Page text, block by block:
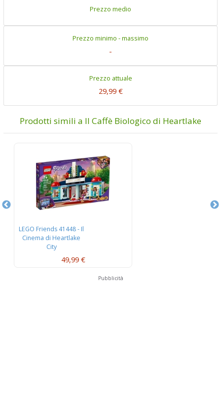
Prezzo medio
Prezzo minimo - massimo
-
Prezzo attuale
29,99 €
Prodotti simili a Il Caffè Biologico di Heartlake
LEGO Friends 41448 - Il
Cinema di Heartlake
City
49,99 €
Pubblicità